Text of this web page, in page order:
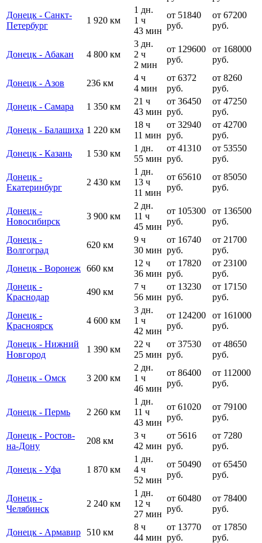
Донецк - Санкт-
Петербург
1 920 км
1 дн.
1 ч
43 мин
от 51840
руб.
от 67200
руб.
Донецк - Абакан 4 800 км
3 дн.
2 ч
2 мин
от 129600
руб.
от 168000
руб.
Донецк - Азов 236 км
4 ч
4 мин
от 6372
руб.
от 8260
руб.
Донецк - Самара
1 350 км
21 ч
43 мин
от 36450
руб.
от 47250
руб.
Донецк - Балашиха 1 220 км
18 ч
11 мин
от 32940
руб.
от 42700
руб.
Донецк - Казань
1 530 км
1 дн.
55 мин
от 41310
руб.
от 53550
руб.
Донецк -
Екатеринбург
2 430 км
1 дн.
13 ч
11 мин
от 65610
руб.
от 85050
руб.
Донецк -
Новосибирск
3 900 км
2 дн.
11 ч
45 мин
от 105300
руб.
от 136500
руб.
Донецк -
Волгоград
620 км
9 ч
30 мин
от 16740
руб.
от 21700
руб.
Донецк - Воронеж 660 км
12 ч
36 мин
от 17820
руб.
от 23100
руб.
Донецк -
Краснодар
490 км
7 ч
56 мин
от 13230
руб.
от 17150
руб.
Донецк -
Красноярск
4 600 км
3 дн.
1 ч
42 мин
от 124200
руб.
от 161000
руб.
Донецк - Нижний
Новгород
1 390 км
22 ч
25 мин
от 37530
руб.
от 48650
руб.
Донецк - Омск 3 200 км
2 дн.
1 ч
46 мин
от 86400
руб.
от 112000
руб.
Донецк - Пермь 2 260 км
1 дн.
11 ч
43 мин
от 61020
руб.
от 79100
руб.
Донецк - Ростов-
на-Дону
208 км
3 ч
42 мин
от 5616
руб.
от 7280
руб.
Донецк - Уфа 1 870 км
1 дн.
4 ч
52 мин
от 50490
руб.
от 65450
руб.
Донецк -
Челябинск
2 240 км
1 дн.
12 ч
27 мин
от 60480
руб.
от 78400
руб.
Донецк - Армавир 510 км
8 ч
44 мин
от 13770
руб.
от 17850
руб.